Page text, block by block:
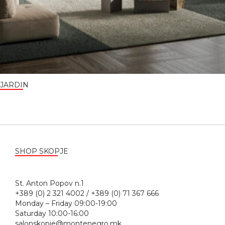
JARDIN
SHOP SKOPJE
St. Anton Popov n.1
+389 (0) 2 321 4002 / +389 (0) 71 367 666
Monday – Friday 09:00-19:00
Saturday 10:00-16:00